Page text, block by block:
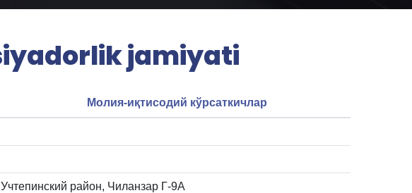
jamiyati
Молия-иқтисодий кўрсаткичлар
район, Чиланзар Г-9А